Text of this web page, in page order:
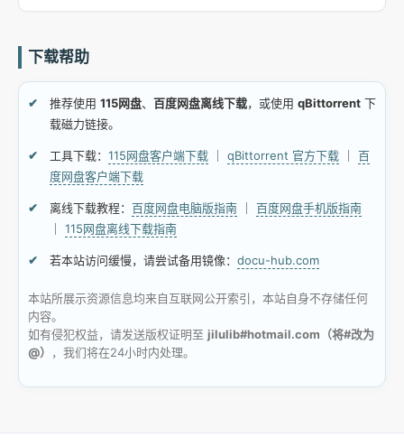
下载帮助
推荐使用 115网盘、 百度网盘离线下载，或使用 qBittorrent 下
载磁力链接。
工具下载： 115网盘客户端下载 qBittorrent 官方下载
百
度网盘客户端下载
离线下载教程： 百度网盘电脑版指南
百度网盘手机版指南
115网盘离线下载指南
若本站访问缓慢，请尝试备用镜像： docu-hub.com
本站所展示资源信息均来自互联网公开索引，本站自身不存储任何
内容。
如有侵犯权益，请发送版权证明至 jilulib#hotmail.com（将#改为
@）
，我们将在24小时内处理。